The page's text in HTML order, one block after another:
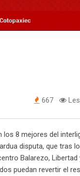
667
8 mejores del
disputa, que tras
Balarezo, Libertad
puedan revertir el